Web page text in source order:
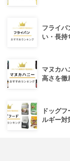
フライパ
い・長持
マヌカハ
高さを徹
ドッグ
ルギー対